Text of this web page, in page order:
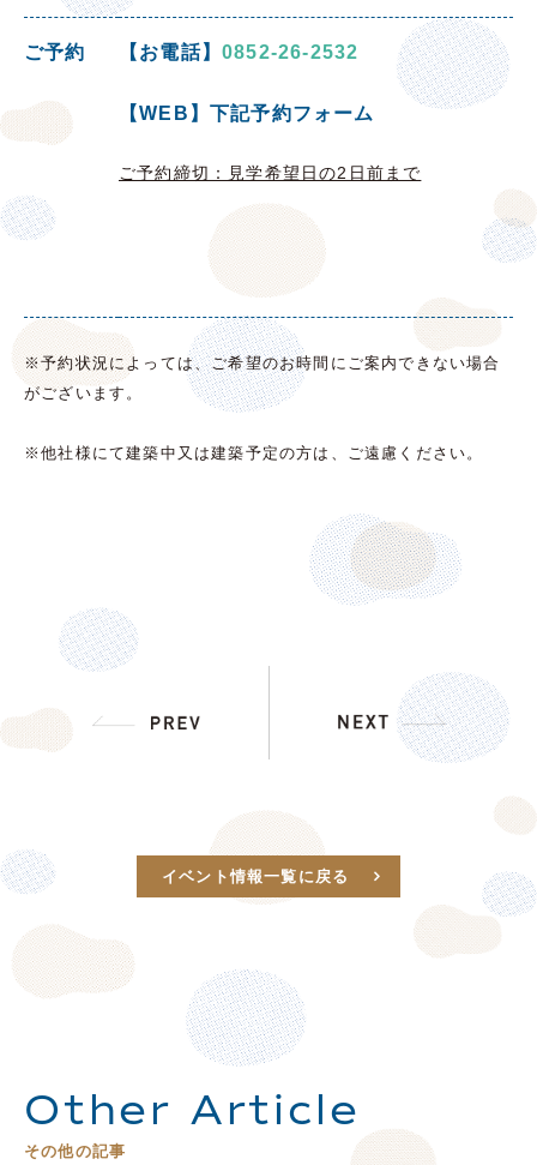
ご予約 【お電話】 0852-26-2532
【WEB】下記予約フォーム
ご予約締切：見学希望日の2日前まで
※予約状況によっては、ご希望のお時間にご案内できない場合
がございます。
※他社様にて建築中又は建築予定の方は、ご遠慮ください。
イベント情報一覧に戻る
Other Article
その他の記事